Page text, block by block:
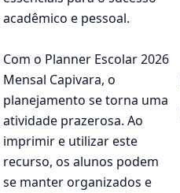
acadêmico e pessoal.
Com o Planner Escolar 2026
Mensal Capivara, o
planejamento se torna uma
atividade prazerosa. Ao
imprimir e utilizar este
recurso, os alunos podem
se manter organizados e